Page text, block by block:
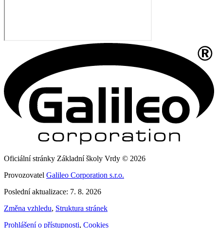
Oficiální stránky Základní školy Vrdy © 2026
Provozovatel Galileo Corporation s.r.o.
Poslední aktualizace: 7. 8. 2026
Změna vzhledu, Struktura stránek
Prohlášení o přístupnosti, Cookies